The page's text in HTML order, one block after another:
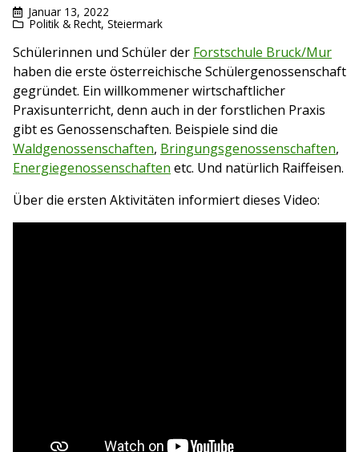
Januar 13, 2022
Politik & Recht, Steiermark
Schülerinnen und Schüler der Forstschule Bruck/Mur
haben die erste österreichische Schülergenossenschaft
gegründet. Ein willkommener wirtschaftlicher
Praxisunterricht, denn auch in der forstlichen Praxis
gibt es Genossenschaften. Beispiele sind die
Waldgenossenschaften, Bringungsgenossenschaften,
Energiegenossenschaften etc. Und natürlich Raiffeisen.
Über die ersten Aktivitäten informiert dieses Video: